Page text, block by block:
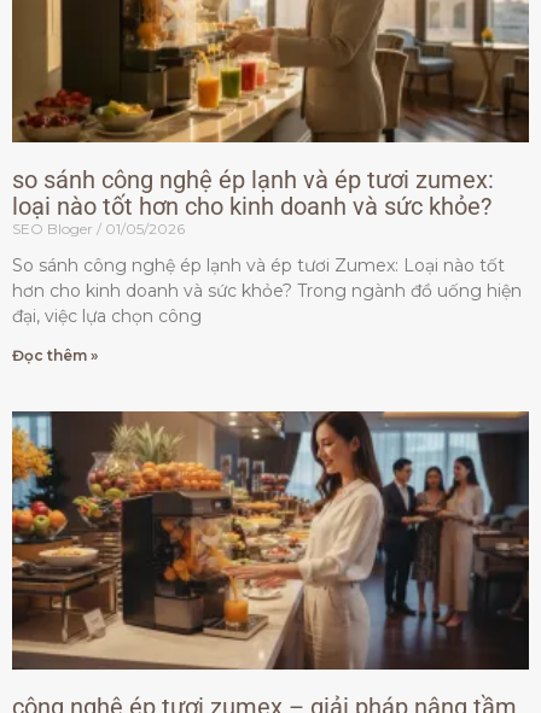
so sánh công nghệ ép lạnh và ép tươi zumex:
loại nào tốt hơn cho kinh doanh và sức khỏe?
SEO Bloger 01/05/2026
So sánh công nghệ ép lạnh và ép tươi Zumex: Loại nào tốt
hơn cho kinh doanh và sức khỏe? Trong ngành đồ uống hiện
đại, việc lựa chọn công
Đọc thêm »
công nghệ ép tươi zumex – giải pháp nâng tầm